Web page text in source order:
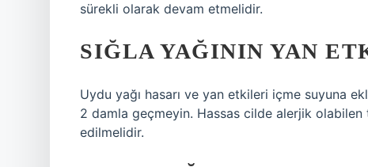
sürekli olarak devam etmelidir.
SIĞLA YAĞININ YAN
Uydu yağı hasarı ve yan etkileri içme suyuna
2 damla geçmeyin. Hassas cilde alerjik
edilmelidir.